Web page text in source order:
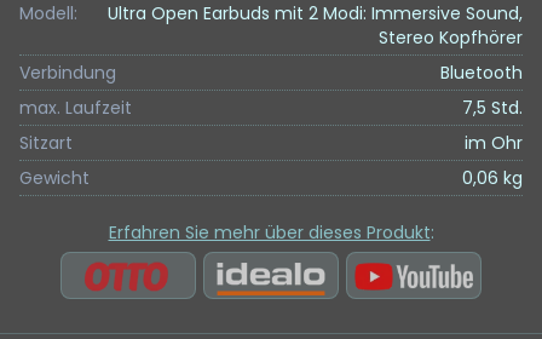
Modell:
Ultra Open Earbuds mit 2 Modi: Immersive Sound,
Stereo Kopfhörer
Verbindung
Bluetooth
max. Laufzeit
7,5 Std.
Sitzart
im Ohr
Gewicht
0,06 kg
Erfahren Sie mehr über dieses Produkt: